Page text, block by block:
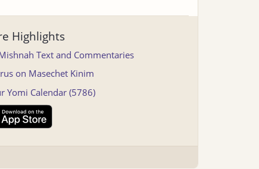
Highlights
Text and Commentaries
on Masechet Kinim
Yomi Calendar (5786)